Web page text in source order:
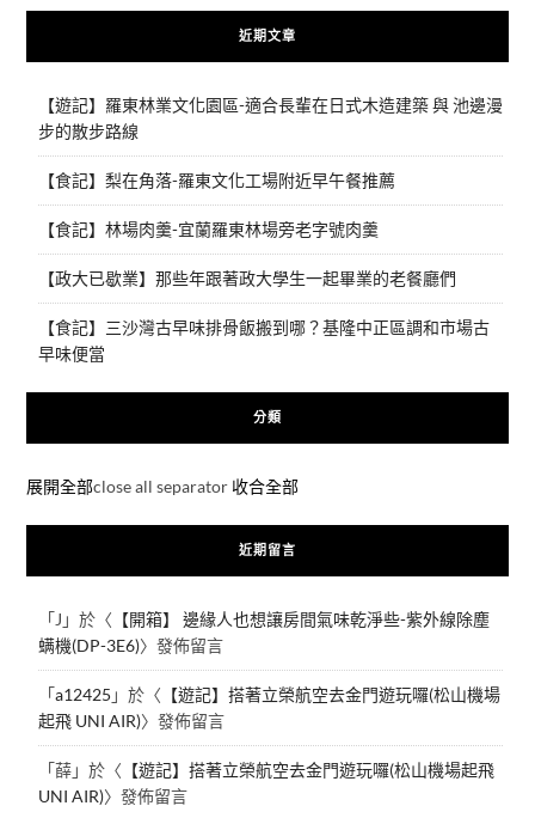
近期文章
【遊記】羅東林業文化園區-適合長輩在日式木造建築 與 池邊漫
步的散步路線
【食記】梨在角落-羅東文化工場附近早午餐推薦
【食記】林場肉羹-宜蘭羅東林場旁老字號肉羹
【政大已歇業】那些年跟著政大學生一起畢業的老餐廳們
【食記】三沙灣古早味排骨飯搬到哪？基隆中正區調和市場古
早味便當
分類
展開全部close all separator 收合全部
近期留言
「J 」於〈 【開箱】 邊緣人也想讓房間氣味乾淨些-紫外線除塵
螨機(DP-3E6)〉發佈留言
「a12425 」於〈 【遊記】搭著立榮航空去金門遊玩囉(松山機場
起飛 UNI AIR)〉發佈留言
「薛」於〈 【遊記】搭著立榮航空去金門遊玩囉(松山機場起飛
UNI AIR)〉發佈留言